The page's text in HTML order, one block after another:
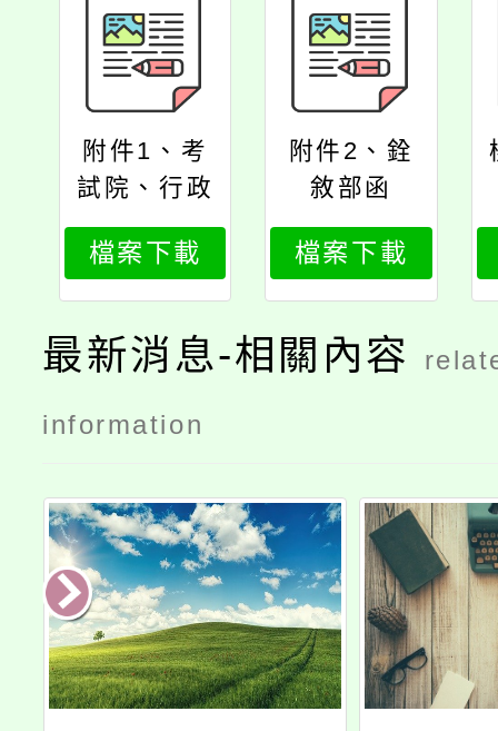
附件1、考
試院、行政
院令
檔案下載
附件2、銓
敘部函
檔案下載
最新消息-相關內容
information